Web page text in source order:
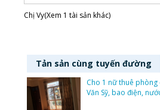
Chị Vy(Xem 1 tài sản khác)
Tản sản cùng tuyến đường
Cho 1 nữ thuê
Văn Sỹ, bao điện,